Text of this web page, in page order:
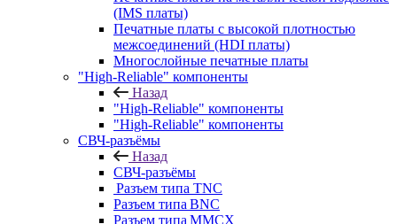
(IMS платы)
Печатные платы с высокой плотностью
межсоединений (HDI платы)
Многослойные печатные платы
"High-Reliable" компоненты
Назад
"High-Reliable" компоненты
"High-Reliable" компоненты
СВЧ-разъёмы
Назад
СВЧ-разъёмы
Разъем типа TNC
Разъем типа BNC
Разъем типа MMCX